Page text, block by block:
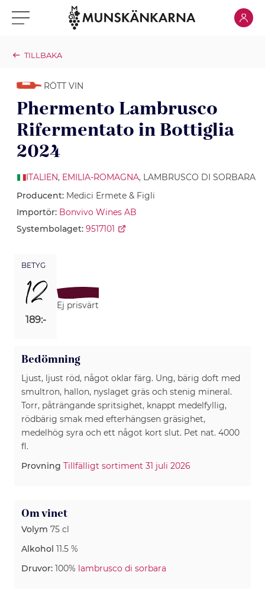
Klicka för meny Klicka
TILLBAKA
RÖTT VIN
Phermento Lambrusco
Rifermentato in Bottiglia
2024
ITALIEN, EMILIA-ROMAGNA, LAMBRUSCO DI SORBARA
Producent: Medici Ermete & Figli
Importör: Bonvivo Wines AB
Systembolaget: 9517101
BETYG
12
189:-
Ej prisvärt
Bedömning
Ljust, ljust röd, något oklar färg. Ung, bärig doft med
smultron, hallon, nyslaget gräs och stenig mineral.
Torr, påträngande spritsighet, knappt medelfyllig,
rödbärig smak med efterhängsen gräsighet,
medelhög syra och ett något kort slut. Pet nat. 4000
fl.
Provning Tillfälligt sortiment 31 juli 2026
Om vinet
Volym 75 cl
Alkohol 11.5 %
Druvor: 100% lambrusco di sorbara